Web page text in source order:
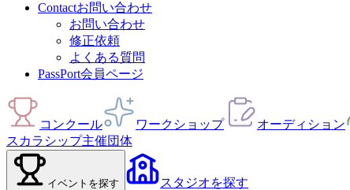
Contactお問い合わせ
お問い合わせ
修正依頼
よくある質問
PassPort会員ページ
コンクール ワークショップ オーディション
スカラシップ主催団体
イベント を探す スタジオを探す